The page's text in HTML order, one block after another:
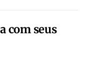
com seus